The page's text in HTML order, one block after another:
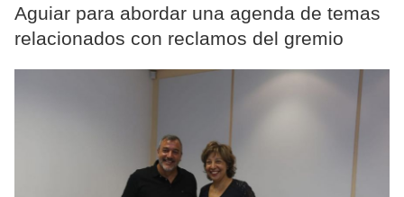
Aguiar para abordar una agenda de temas
relacionados con reclamos del gremio